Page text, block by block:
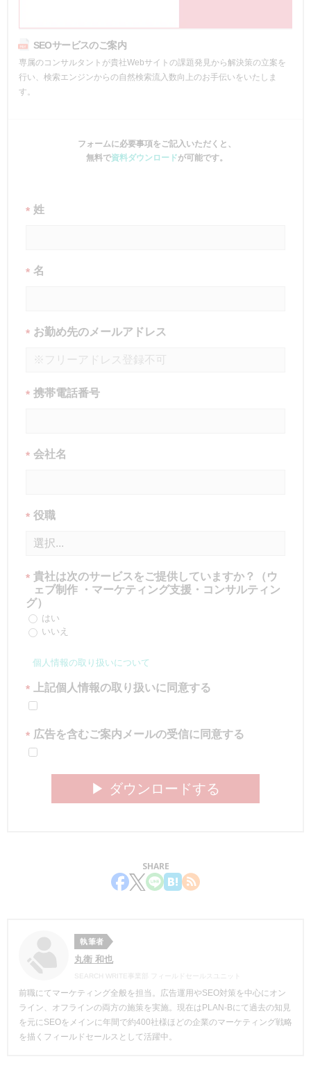
SEOサービスのご案内
専属のコンサルタントが貴社Webサイトの課題発見から解決策の立案を
行い、検索エンジンからの自然検索流入数向上のお手伝いをいたしま
す。
フォームに必要事項をご記入いただくと、
無料で資料ダウンロードが可能です。
* 姓
* 名
* お勤め先のメールアドレス
* 携帯電話番号
* 会社名
* 役職
* 貴社は次のサービスをご提供していますか？（ウ
ェブ制作 ・マーケティング支援・コンサルティン
グ）
はい
いいえ
個人情報の取り扱いについて
* 上記個人情報の取り扱いに同意する
* 広告を含むご案内メールの受信に同意する
▶︎ ダウンロードする
SHARE
執筆者
丸衛 和也
SEARCH WRITE事業部 フィールドセールスユニット
前職にてマーケティング全般を担当。広告運用やSEO対策を中心にオン
ライン、オフラインの両方の施策を実施。現在はPLAN-Bにて過去の知見
を元にSEOをメインに年間で約400社様ほどの企業のマーケティング戦略
を描くフィールドセールスとして活躍中。